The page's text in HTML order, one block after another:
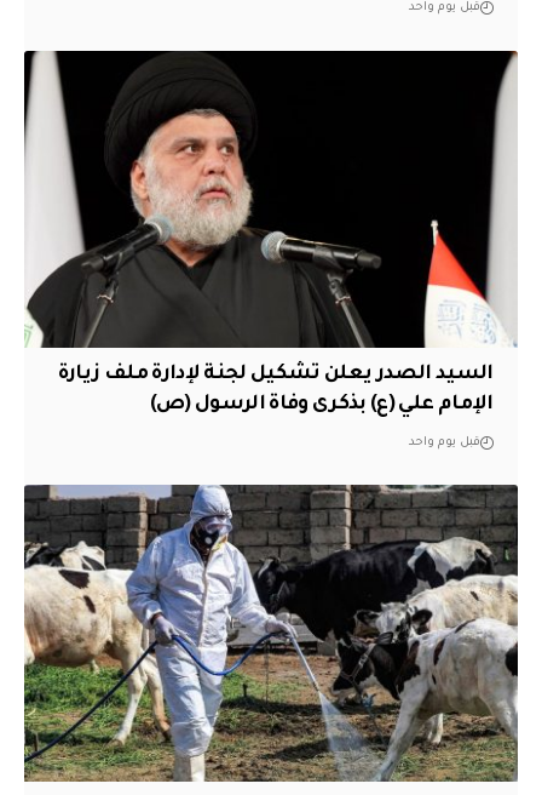
قبل يوم واحد
السيد الصدر يعلن تشكيل لجنة لإدارة ملف زيارة
الإمام علي (ع) بذكرى وفاة الرسول (ص)
قبل يوم واحد